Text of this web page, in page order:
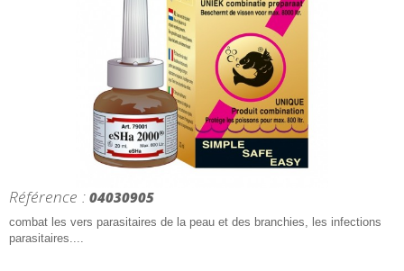
Référence : 04030905
combat les vers parasitaires de la peau et des branchies, les infections
parasitaires....